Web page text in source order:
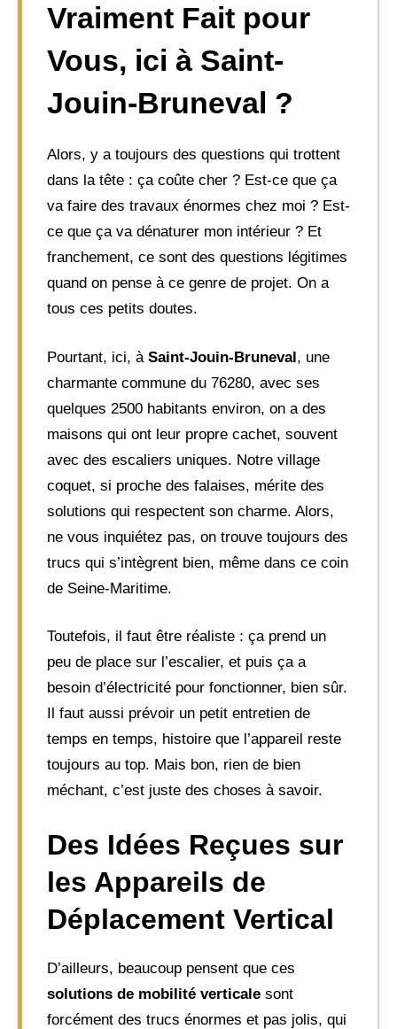
Vraiment Fait pour
Vous, ici à Saint-
Jouin-Bruneval ?
Alors, y a toujours des questions qui trottent
dans la tête : ça coûte cher ? Est-ce que ça
va faire des travaux énormes chez moi ? Est-
ce que ça va dénaturer mon intérieur ? Et
franchement, ce sont des questions légitimes
quand on pense à ce genre de projet. On a
tous ces petits doutes.
Pourtant, ici, à Saint-Jouin-Bruneval, une
charmante commune du 76280, avec ses
quelques 2500 habitants environ, on a des
maisons qui ont leur propre cachet, souvent
avec des escaliers uniques. Notre village
coquet, si proche des falaises, mérite des
solutions qui respectent son charme. Alors,
ne vous inquiétez pas, on trouve toujours des
trucs qui s’intègrent bien, même dans ce coin
de Seine-Maritime.
Toutefois, il faut être réaliste : ça prend un
peu de place sur l’escalier, et puis ça a
besoin d’électricité pour fonctionner, bien sûr.
Il faut aussi prévoir un petit entretien de
temps en temps, histoire que l’appareil reste
toujours au top. Mais bon, rien de bien
méchant, c’est juste des choses à savoir.
Des Idées Reçues sur
les Appareils de
Déplacement Vertical
D’ailleurs, beaucoup pensent que ces
solutions de mobilité verticale sont
forcément des trucs énormes et pas jolis, qui